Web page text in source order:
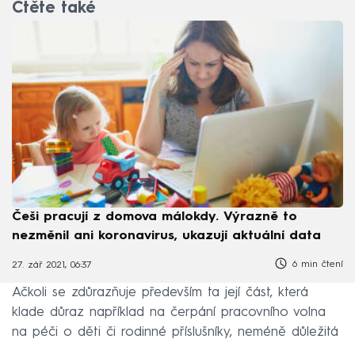
Čtěte také
Češi pracují z domova málokdy. Výrazně to
nezměnil ani koronavirus, ukazují aktuální data
27. zář 2021, 06:37 6 min čtení
Ačkoli se zdůrazňuje především ta její část, která
klade důraz například na čerpání pracovního volna
na péči o děti či rodinné příslušníky, neméně důležitá